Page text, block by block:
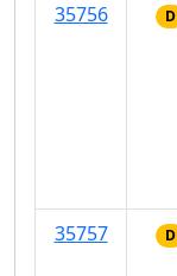
35756
D
35757
D